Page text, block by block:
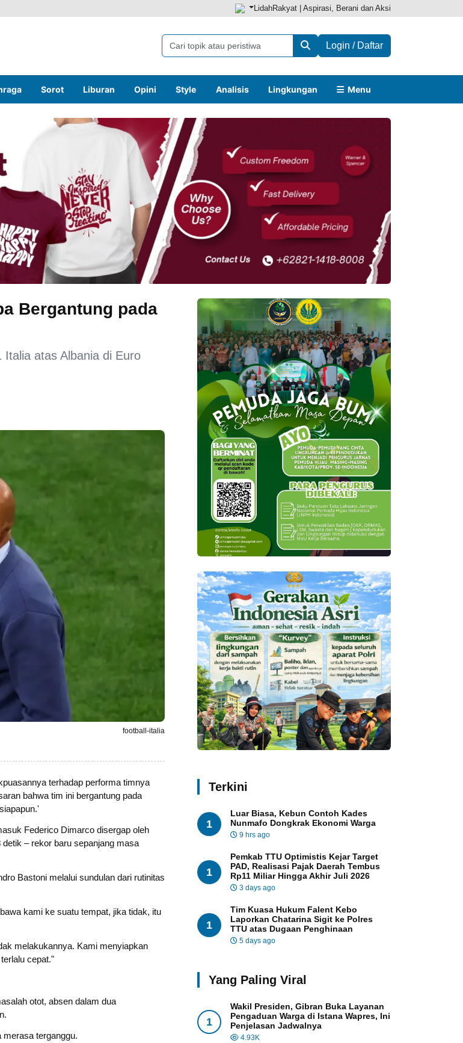
LidahRakyat | Aspirasi, Berani dan Aksi
Login / Daftar
Sorot Liburan Opini Style Analisis Lingkungan Menu
Bergantung pada
atas Albania di Euro
football-italia
terhadap performa timnya
bahwa tim ini bergantung pada
Federico Dimarco disergap oleh
– rekor baru sepanjang masa
Bastoni melalui sundulan dari rutinitas
kami ke suatu tempat, jika tidak, itu
melakukannya. Kami menyiapkan
cepat."
otot, absen dalam dua
merasa terganggu.
Terkini
1
Luar Biasa, Kebun Contoh Kades
Nunmafo Dongkrak Ekonomi Warga
9 hrs ago
1
Pemkab TTU Optimistis Kejar Target
PAD, Realisasi Pajak Daerah Tembus
Rp11 Miliar Hingga Akhir Juli 2026
3 days ago
1
Tim Kuasa Hukum Falent Kebo
Laporkan Chatarina Sigit ke Polres
TTU atas Dugaan Penghinaan
5 days ago
Yang Paling Viral
1
Wakil Presiden, Gibran Buka Layanan
Pengaduan Warga di Istana Wapres, Ini
Penjelasan Jadwalnya
4.93K